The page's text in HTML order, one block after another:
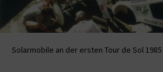
Solarmobile an der ersten Tour de Sol